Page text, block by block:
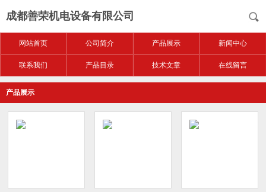
成都善荣机电设备有限公司
网站首页 公司简介 产品展示 新闻中心
联系我们 产品目录 技术文章 在线留言
产品展示